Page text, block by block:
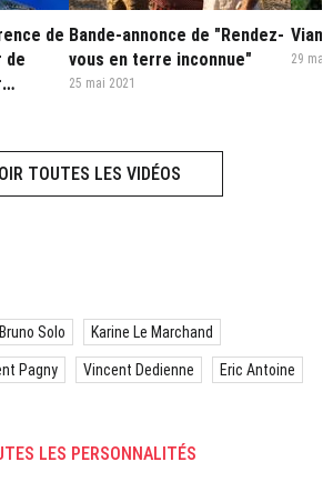
de
de
Bande-annonce de "Rendez-
vous en terre inconnue"
25 mai 2021
29
TOUTES LES VIDÉOS
Bruno Solo Karine Le Marchand
Pagny Vincent Dedienne Eric Antoine
LES PERSONNALITÉS